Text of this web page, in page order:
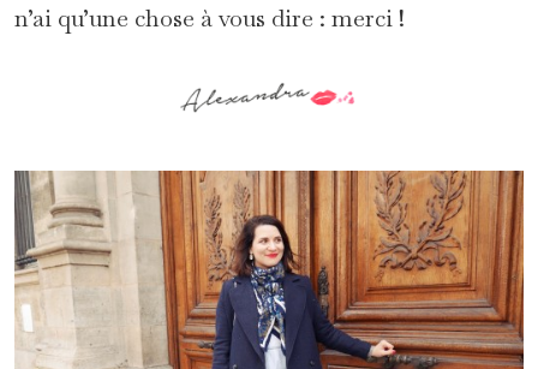
n’ai qu’une chose à vous dire : merci !